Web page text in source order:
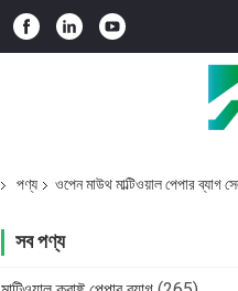
পণ্য ওপেন মাউথ মাল্টিওয়াল পেপার ব্যাগ
সব পণ্য